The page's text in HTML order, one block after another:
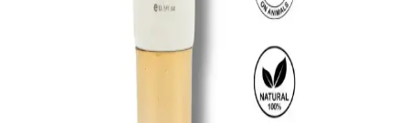
Göz çevresi hassas bir bölgedir. Güvenilir ürünler seçmek ve doğru
kullanmak, sağlıklı ve parlak gözlere ulaşmanın anahtarıdır. İçerik ve
Göz Çevresi İçin Güneş Koruyucu Kremler ve